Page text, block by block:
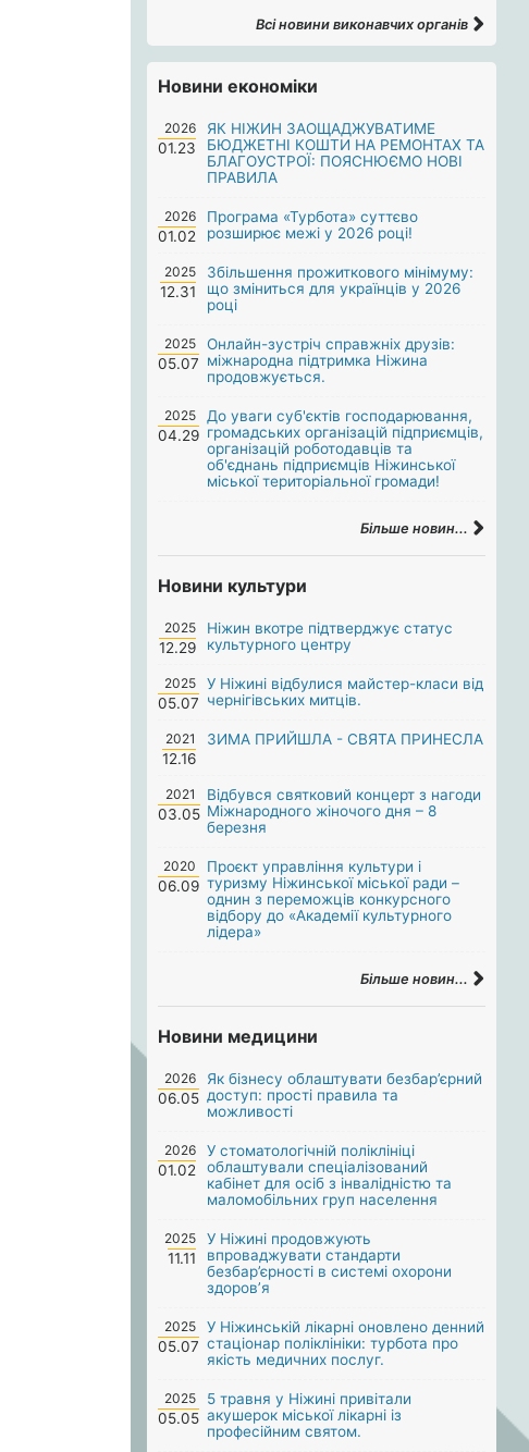
Всі новини виконавчих органів
Новини економіки
2026
01.23
ЯК НІЖИН ЗАОЩАДЖУВАТИМЕ
БЮДЖЕТНІ КОШТИ НА РЕМОНТАХ ТА
БЛАГОУСТРОЇ: ПОЯСНЮЄМО НОВІ
ПРАВИЛА
2026
01.02
Програма «Турбота» суттєво
розширює межі у 2026 році!
2025
12.31
Збільшення прожиткового мінімуму:
що зміниться для українців у 2026
році
2025
05.07
Онлайн-зустріч справжніх друзів:
міжнародна підтримка Ніжина
продовжується.
2025
04.29
До уваги суб'єктів господарювання,
громадських організацій підприємців,
організацій роботодавців та
об'єднань підприємців Ніжинської
міської територіальної громади!
Більше новин...
Новини культури
2025
12.29
Ніжин вкотре підтверджує статус
культурного центру
2025
05.07
У Ніжині відбулися майстер-класи від
чернігівських митців.
2021
12.16
ЗИМА ПРИЙШЛА - СВЯТА ПРИНЕСЛА
2021
03.05
Відбувся святковий концерт з нагоди
Міжнародного жіночого дня – 8
березня
2020
06.09
Проєкт управління культури і
туризму Ніжинської міської ради –
однин з переможців конкурсного
відбору до «Академії культурного
лідера»
Більше новин...
Новини медицини
2026
06.05
Як бізнесу облаштувати безбар’єрний
доступ: прості правила та
можливості
2026
01.02
У стоматологічній поліклініці
облаштували спеціалізований
кабінет для осіб з інвалідністю та
маломобільних груп населення
2025
11.11
У Ніжині продовжують
впроваджувати стандарти
безбар’єрності в системі охорони
здоров’я
2025
05.07
У Ніжинській лікарні оновлено денний
стаціонар поліклініки: турбота про
якість медичних послуг.
2025
05.05
5 травня у Ніжині привітали
акушерок міської лікарні із
професійним святом.